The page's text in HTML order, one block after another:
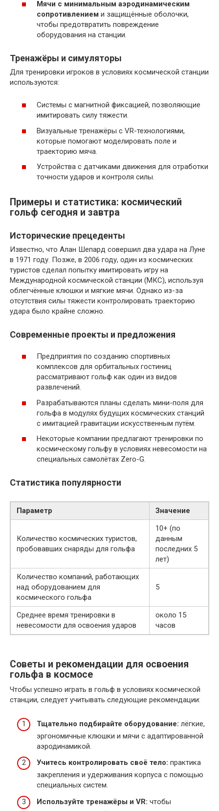
Мячи с минимальным аэродинамическим
сопротивлением и защищённые оболочки,
чтобы предотвратить повреждение
оборудования на станции.
Тренажёры и симуляторы
Для тренировки игроков в условиях космической станции
используются:
Системы с магнитной фиксацией, позволяющие
имитировать силу тяжести.
Визуальные тренажёры с VR-технологиями,
которые помогают моделировать поле и
траекторию мяча.
Устройства с датчиками движения для отработки
точности ударов и контроля силы.
Примеры и статистика: космический
гольф сегодня и завтра
Исторические прецеденты
Известно, что Алан Шепард совершил два удара на Луне
в 1971 году. Позже, в 2006 году, один из космических
туристов сделал попытку имитировать игру на
Международной космической станции (МКС), используя
облегчённые клюшки и мягкие мячи. Однако из-за
отсутствия силы тяжести контролировать траекторию
удара было крайне сложно.
Современные проекты и предложения
Предприятия по созданию спортивных
комплексов для орбитальных гостиниц
рассматривают гольф как один из видов
развлечений.
Разрабатываются планы сделать мини-поля для
гольфа в модулях будущих космических станций
с имитацией гравитации искусственным путём.
Некоторые компании предлагают тренировки по
космическому гольфу в условиях невесомости на
специальных самолётах Zero-G.
Статистика популярности
Параметр Значение
Количество космических туристов,
пробовавших снаряды для гольфа
10+ (по
данным
последних 5
лет)
Количество компаний, работающих
над оборудованием для
космического гольфа
5
Среднее время тренировки в
невесомости для освоения ударов
около 15
часов
Советы и рекомендации для освоения
гольфа в космосе
Чтобы успешно играть в гольф в условиях космической
станции, следует учитывать следующие рекомендации:
Тщательно подбирайте оборудование: лёгкие,
эргономичные клюшки и мячи с адаптированной
аэродинамикой.
Учитесь контролировать своё тело: практика
закрепления и удерживания корпуса с помощью
специальных систем.
Используйте тренажёры и VR: чтобы